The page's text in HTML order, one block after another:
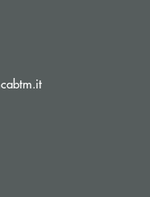
(si apre l’app di